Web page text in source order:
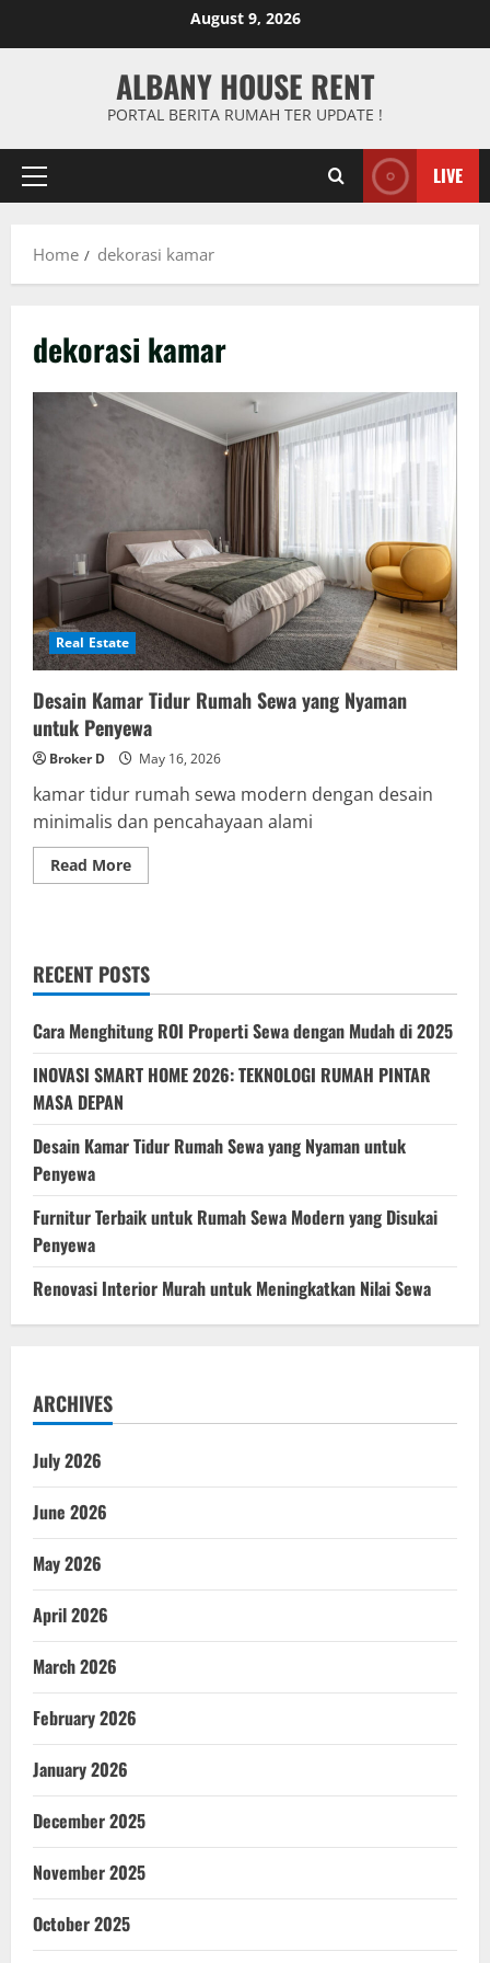
August 9, 2026
ALBANY HOUSE RENT
PORTAL BERITA RUMAH TER UPDATE !
Primary
LIVE
Home dekorasi kamar
dekorasi kamar
Real Estate
Desain Kamar Tidur Rumah Sewa yang Nyaman
untuk Penyewa
Broker D May 16, 2026
kamar tidur rumah sewa modern dengan desain
minimalis dan pencahayaan alami
Read MoreRead
more
Sewa
yang
Nyaman
Penyewa
RECENT POSTS
Cara Menghitung ROI Properti Sewa dengan Mudah di 2025
INOVASI SMART HOME 2026: TEKNOLOGI RUMAH PINTAR
MASA DEPAN
Desain Kamar Tidur Rumah Sewa yang Nyaman untuk
Penyewa
Furnitur Terbaik untuk Rumah Sewa Modern yang Disukai
Penyewa
Renovasi Interior Murah untuk Meningkatkan Nilai Sewa
ARCHIVES
July 2026
June 2026
May 2026
April 2026
March 2026
February 2026
January 2026
December 2025
November 2025
October 2025